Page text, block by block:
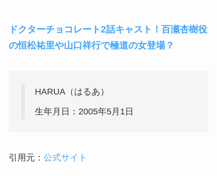
ドクターチョコレート2話キャスト！百瀬杏樹役
の恒松祐里や山口祥行で極道の女登場？
HARUA（はるあ）
生年月日：2005年5月1日
引用元： 公式サイト